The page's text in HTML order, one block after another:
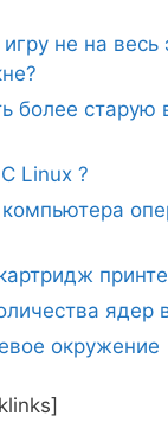
игру не на весь
более старую
Linux ?
компьютера
ядер
окружение